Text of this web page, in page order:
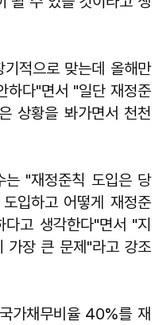
적으로 맞는데 올해만
하다"면서 "일단 재정준
상황을 봐가면서 천천
는 "재정준칙 도입은 당
입하고 어떻게 재정준
고 생각한다"면서 "지
가장 큰 문제"라고 강조
가채무비율 40%를 재